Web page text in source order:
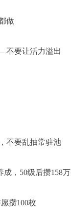
做
不要让活力溢出
不要乱抽常驻池
，50级后攒158
攒100枚